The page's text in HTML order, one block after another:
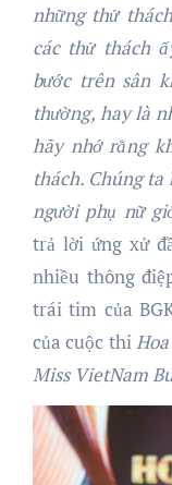
những thử
các thử thách
bước trên sân
thường, hay là
hãy nhớ rằng
thách. Chúng ta
người phụ nữ
trả lời ứng xử
nhiều thông
trái tim của
của cuộc thi
Miss VietNam